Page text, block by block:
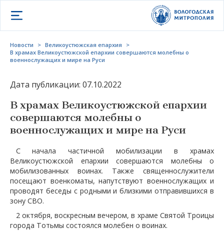
Открыть меню
Новости > Великоустюжская епархия
>
В храмах Великоустюжской епархии совершаются молебны о
военнослужащих и мире на Руси
Дата публикации: 07.10.2022
В храмах Великоустюжской епархии
совершаются молебны о
военнослужащих и мире на Руси
С начала частичной мобилизации в храмах
Великоустюжской епархии совершаются молебны о
мобилизованных воинах. Также священнослужители
посещают военкоматы, напутствуют военнослужащих и
проводят беседы с родными и близкими отправившихся в
зону СВО.
2 октября, воскресным вечером, в храме Святой Троицы
города Тотьмы состоялся молебен о воинах.